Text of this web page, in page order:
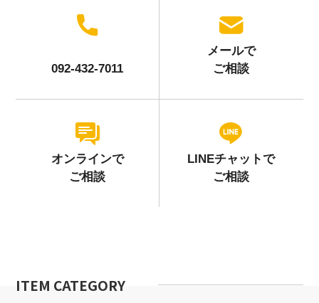
092-432-7011
メールで
ご相談
オンラインで
ご相談
LINEチャットで
ご相談
ITEM CATEGORY